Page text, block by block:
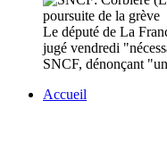
Le député de La
jugé vendredi
SNCF, dénonçant
Accueil